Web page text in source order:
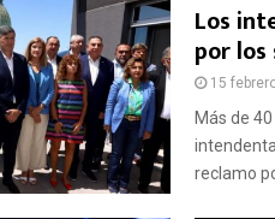
Los
por
15
Más de
reclamo